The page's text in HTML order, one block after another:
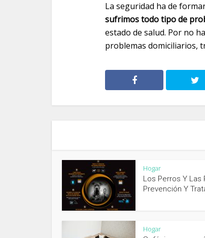
La seguridad ha de
sufrimos todo tipo de
estado de salud. Por no
problemas domiciliarios,
Hogar
Los Perros Y Las
Prevención Y
Hogar